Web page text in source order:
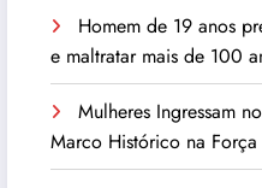
Homem de 19 anos
e maltratar mais de 100
Mulheres Ingressam
Marco Histórico na